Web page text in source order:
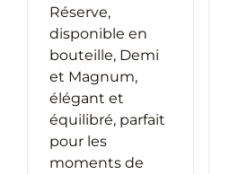
à
87,50 €
Réserve,
disponible en
bouteille, Demi
et Magnum,
élégant et
équilibré, parfait
pour les
moments de